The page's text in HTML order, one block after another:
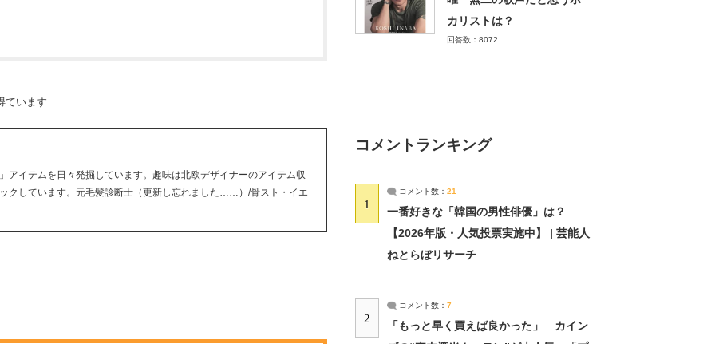
ています
アイテムを日々発掘しています。趣味は北欧デザイナーのアイテム収
クしています。元毛髪診断士（更新し忘れました……）/骨スト・イエ
カリストは？
回答数：8072
コメントランキング
1
コメント数： 21
一番好きな「韓国の男性俳優」は？
【2026年版・人気投票実施中】 | 芸能人
ねとらぼリサーチ
2
コメント数： 7
「もっと早く買えば良かった」 カイン